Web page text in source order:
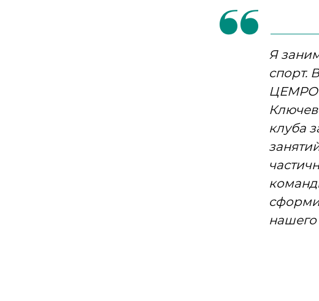
Я
спорт.
клуба
нашего